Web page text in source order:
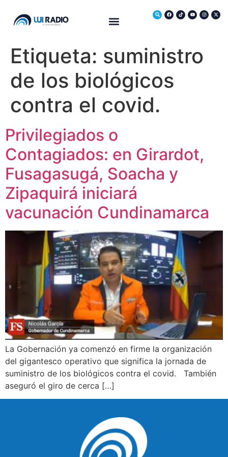
Etiqueta: suministro
de los biológicos
contra el covid.
Privilegiados o
Contagiados: en Girardot,
Fusagasugá, Soacha y
Zipaquirá iniciará
vacunación Cundinamarca
La Gobernación ya comenzó en firme la organización
del gigantesco operativo que significa la jornada de
suministro de los biológicos contra el covid. También
aseguró el giro de cerca […]